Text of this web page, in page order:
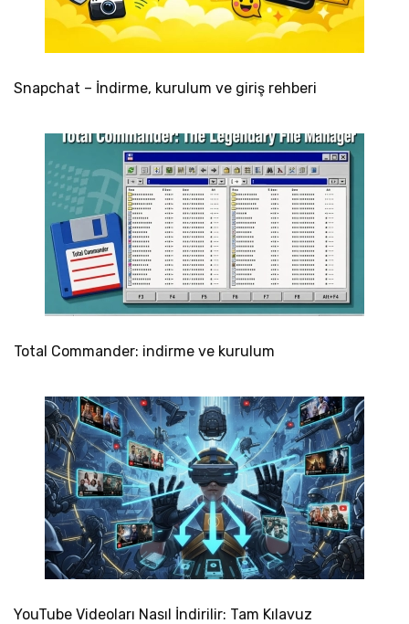
Snapchat – İndirme, kurulum ve giriş rehberi
Total Commander: indirme ve kurulum
YouTube Videoları Nasıl İndirilir: Tam Kılavuz